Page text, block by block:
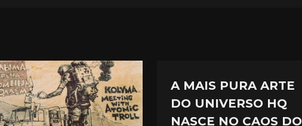
A MAIS PURA ARTE
DO UNIVERSO HQ
NASCE NO CAOS DO